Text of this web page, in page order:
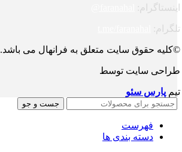
اینستاگرام:
تلگرام:
©کلیه حقوق سایت متعلق به فرانهال می باشد.
طراحی سایت توسط
تیم پارس سئو
جست و جو
فهرست
دسته بندی ها